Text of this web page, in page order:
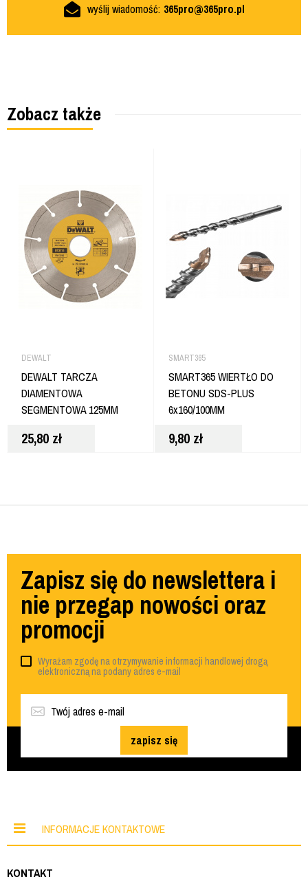
wyślij wiadomość: 365pro@365pro.pl
Zobacz także
DEWALT
DEWALT TARCZA
DIAMENTOWA
SEGMENTOWA 125MM
25,80 zł
SMART365
SMART365 WIERTŁO DO
BETONU SDS-PLUS
6x160/100MM
9,80 zł
Zapisz się do newslettera i
nie przegap nowości oraz
promocji
Wyrażam zgodę na otrzymywanie informacji handlowej drogą
elektroniczną na podany adres e-mail
zapisz się
INFORMACJE KONTAKTOWE
KONTAKT